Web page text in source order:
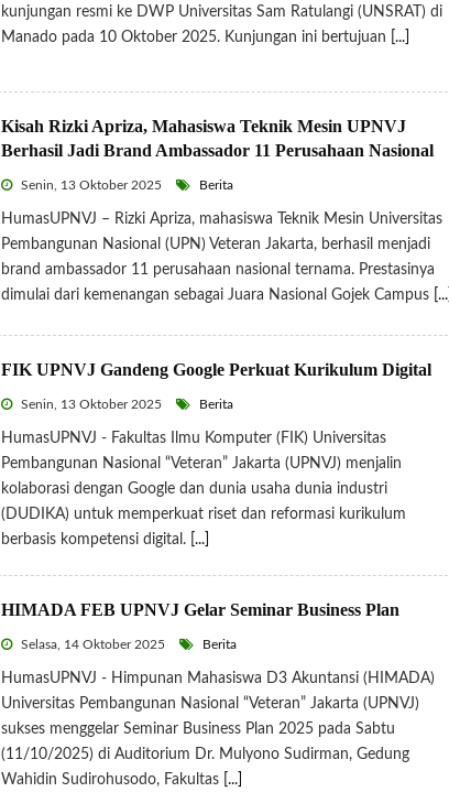
kunjungan resmi ke DWP Universitas Sam Ratulangi (UNSRAT) di
Manado pada 10 Oktober 2025. Kunjungan ini bertujuan
[...]
Kisah Rizki Apriza, Mahasiswa Teknik Mesin UPNVJ
Berhasil Jadi Brand Ambassador 11 Perusahaan Nasional
Senin, 13 Oktober 2025 Berita
HumasUPNVJ – Rizki Apriza, mahasiswa Teknik Mesin Universitas
Pembangunan Nasional (UPN) Veteran Jakarta, berhasil menjadi
brand ambassador 11 perusahaan nasional ternama. Prestasinya
dimulai dari kemenangan sebagai Juara Nasional Gojek Campus [...]
FIK UPNVJ Gandeng Google Perkuat Kurikulum Digital
Senin, 13 Oktober 2025 Berita
HumasUPNVJ - Fakultas Ilmu Komputer (FIK) Universitas
Pembangunan Nasional “Veteran” Jakarta (UPNVJ) menjalin
kolaborasi dengan Google dan dunia usaha dunia industri
(DUDIKA) untuk memperkuat riset dan reformasi kurikulum
berbasis kompetensi digital. [...]
HIMADA FEB UPNVJ Gelar Seminar Business Plan
Selasa, 14 Oktober 2025 Berita
HumasUPNVJ - Himpunan Mahasiswa D3 Akuntansi (HIMADA)
Universitas Pembangunan Nasional “Veteran” Jakarta (UPNVJ)
sukses menggelar Seminar Business Plan 2025 pada Sabtu
(11/10/2025) di Auditorium Dr. Mulyono Sudirman, Gedung
Wahidin Sudirohusodo, Fakultas [...]